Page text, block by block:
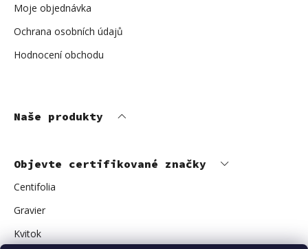
Moje objednávka
Ochrana osobních údajů
Hodnocení obchodu
Naše produkty
Objevte certifikované značky
Centifolia
Gravier
Kvitok